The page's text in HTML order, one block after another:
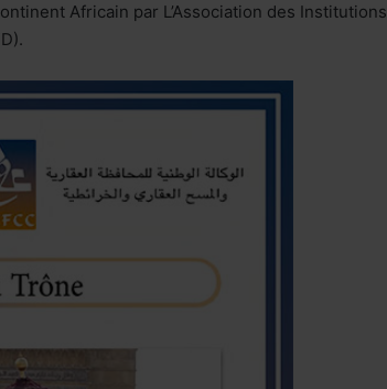
Africain par L’Association des Institutions